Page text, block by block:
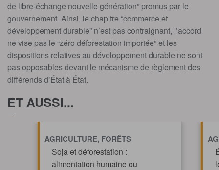
de libre-échange nouvelle génération” promus par le
gouvernement. Ainsi, le chapitre “commerce et
développement durable” n’est pas contraignant, l’accord
ne vise pas le “zéro déforestation importée” et les
dispositions relatives au développement durable ne sont
pas opposables devant le mécanisme de règlement des
différends d’État à État.
ET AUSSI...
AGRICULTURE, FORÊTS
Soja et déforestation :
alimentation humaine ou